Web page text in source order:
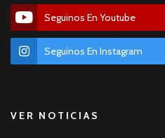
Seguinos En Youtube
Seguinos En Instagram
VER NOTICIAS